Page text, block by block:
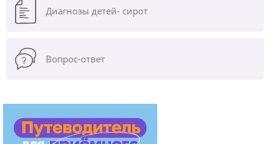
Диагнозы детей- сирот
Вопрос-ответ